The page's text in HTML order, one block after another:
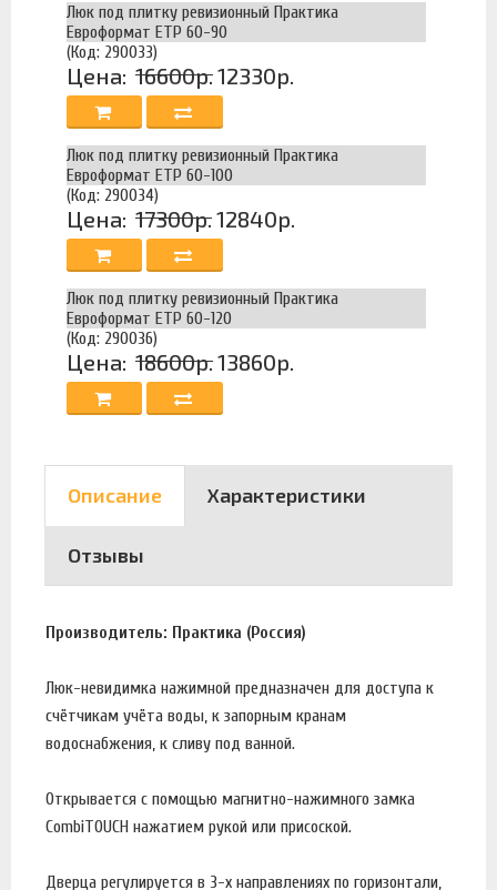
Люк под плитку ревизионный Практика
Евроформат ЕТР 60-90
(Код: 290033)
Цена: 16600р.12330р.
Люк под плитку ревизионный Практика
Евроформат ЕТР 60-100
(Код: 290034)
Цена: 17300р.12840р.
Люк под плитку ревизионный Практика
Евроформат ЕТР 60-120
(Код: 290036)
Цена: 18600р.13860р.
Описание Характеристики
Отзывы
Производитель: Практика (Россия)
Люк-невидимка нажимной предназначен для доступа к
счётчикам учёта воды, к запорным кранам
водоснабжения, к сливу под ванной.
Открывается с помощью магнитно-нажимного замка
CombiTOUCH нажатием рукой или присоской.
Дверца регулируется в 3-х направлениях по горизонтали,